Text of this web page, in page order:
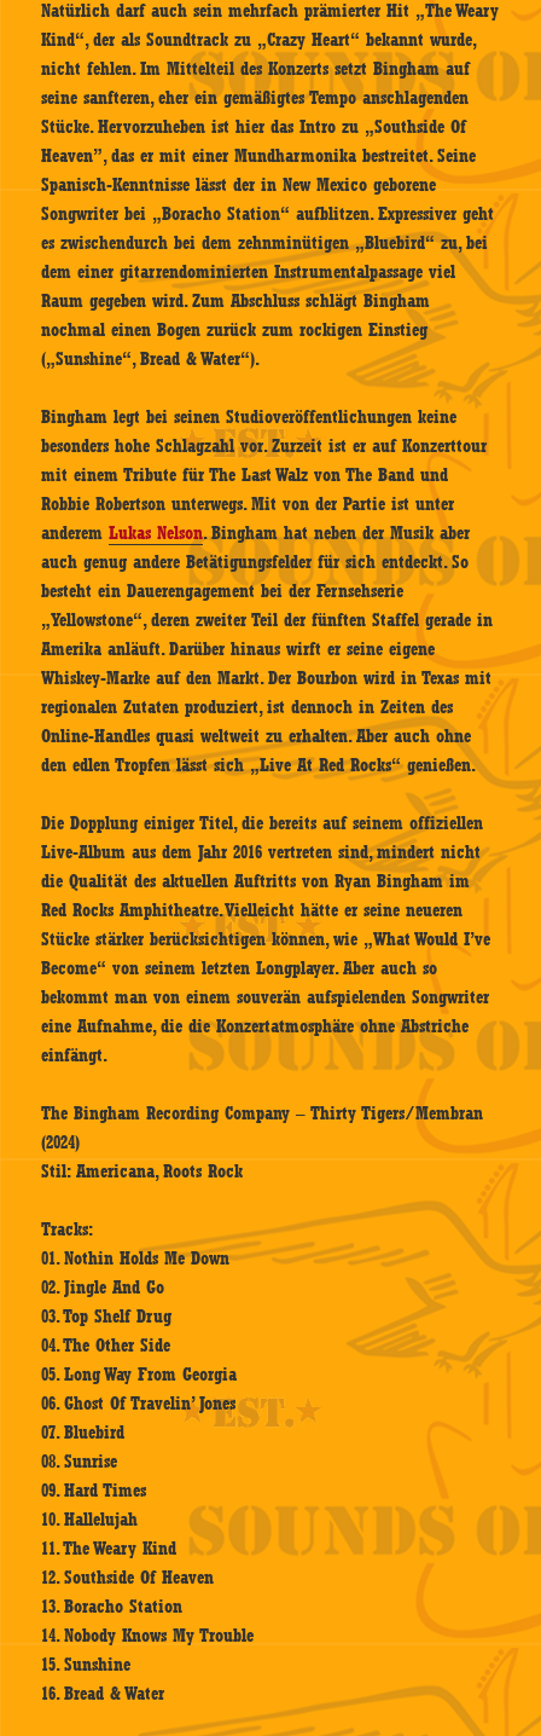
Natürlich darf auch sein mehrfach prämierter Hit „The Weary
Kind“, der als Soundtrack zu „Crazy Heart“ bekannt wurde,
nicht fehlen. Im Mittelteil des Konzerts setzt Bingham auf
seine sanfteren, eher ein gemäßigtes Tempo anschlagenden
Stücke. Hervorzuheben ist hier das Intro zu „Southside Of
Heaven”, das er mit einer Mundharmonika bestreitet. Seine
Spanisch-Kenntnisse lässt der in New Mexico geborene
Songwriter bei „Boracho Station“ aufblitzen. Expressiver geht
es zwischendurch bei dem zehnminütigen „Bluebird“ zu, bei
dem einer gitarrendominierten Instrumentalpassage viel
Raum gegeben wird. Zum Abschluss schlägt Bingham
nochmal einen Bogen zurück zum rockigen Einstieg
(„Sunshine“, Bread & Water“).
Bingham legt bei seinen Studioveröffentlichungen keine
besonders hohe Schlagzahl vor. Zurzeit ist er auf Konzerttour
mit einem Tribute für The Last Walz von The Band und
Robbie Robertson unterwegs. Mit von der Partie ist unter
anderemLukas Nelson. Bingham hat neben der Musik aber
auch genug andere Betätigungsfelder für sich entdeckt. So
besteht ein Dauerengagement bei der Fernsehserie
„Yellowstone“, deren zweiter Teil der fünften Staffel gerade in
Amerika anläuft. Darüber hinaus wirft er seine eigene
Whiskey-Marke auf den Markt. Der Bourbon wird in Texas mit
regionalen Zutaten produziert, ist dennoch in Zeiten des
Online-Handles quasi weltweit zu erhalten. Aber auch ohne
den edlen Tropfen lässt sich „Live At Red Rocks“ genießen.
Die Dopplung einiger Titel, die bereits auf seinem offiziellen
Live-Album aus dem Jahr 2016 vertreten sind, mindert nicht
die Qualität des aktuellen Auftritts von Ryan Bingham im
Red Rocks Amphitheatre. Vielleicht hätte er seine neueren
Stücke stärker berücksichtigen können, wie „What Would I’ve
Become“ von seinem letzten Longplayer. Aber auch so
bekommt man von einem souverän aufspielenden Songwriter
eine Aufnahme, die die Konzertatmosphäre ohne Abstriche
einfängt.
The Bingham Recording Company – Thirty Tigers/Membran
(2024)
Stil: Americana, Roots Rock
Tracks:
01. Nothin Holds Me Down
02. Jingle And Go
03. Top Shelf Drug
04. The Other Side
05. Long Way From Georgia
06. Ghost Of Travelin’ Jones
07. Bluebird
08. Sunrise
09. Hard Times
10. Hallelujah
11. The Weary Kind
12. Southside Of Heaven
13. Boracho Station
14. Nobody Knows My Trouble
15. Sunshine
16. Bread & Water